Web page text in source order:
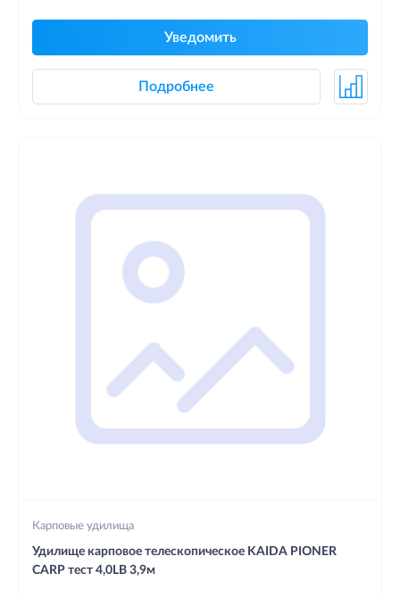
Уведомить
Подробнее
Карповые удилища
Удилище карповое телескопическое KAIDA PIONER
CARP тест 4,0LB 3,9м